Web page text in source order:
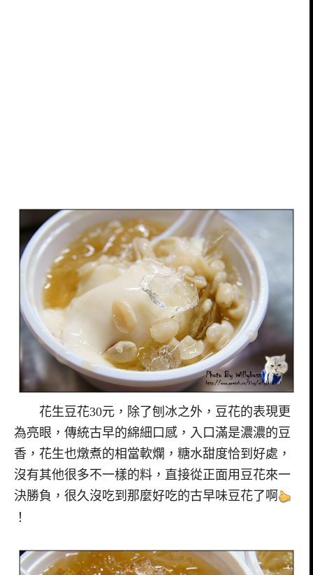
花生豆花30元，除了刨冰之外，豆花的表現更
為亮眼，傳統古早的綿細口感，入口滿是濃濃的豆
香，花生也燉煮的相當軟爛，糖水甜度恰到好處，
沒有其他很多不一樣的料，直接從正面用豆花來一
決勝負，很久沒吃到那麼好吃的古早味豆花了啊
！